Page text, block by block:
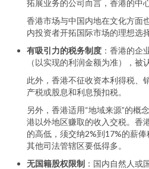
拓展业务的公司而言，香港的中
香港市场与中国内地在文化方面
内投资者开拓国际市场的理想选择
有吸引力的税务制度 ：香港的企
（以实现的利润金额为准），被
此外，香港不征收资本利得税、
产税或股息和利息预扣税。
另外，香港适用“地域来源”的概
港以外地区赚取的收入交税。香
的高低，须交纳2%到17%的薪
其他司法管辖区要低得多。
无国籍股权限制 ：国内自然人或